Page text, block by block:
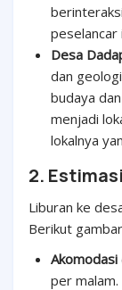
peselancar
Desa
dan
budaya
menjadi
lokalnya
2.
Liburan ke
Berikut
per